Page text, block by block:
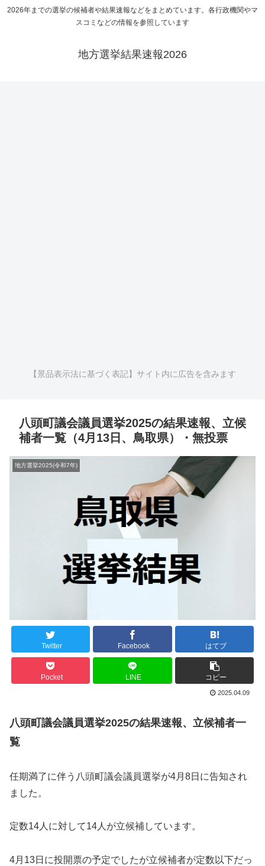
2026年までの選挙の候補者や結果速報などをまとめています。各行政機関やマ
スコミなどの情報を参照しています
地方選挙結果速報2026
【景品表示法に基づく表記】サイト内に広告を含みます
八頭町議会議員選挙2025の結果速報、立候
補者一覧（4月13日、鳥取県）・無投票
地方選挙2025(令和7年)
Twitter Facebook はてブ
Pocket LINE コピー
2025.04.09
八頭町議会議員選挙2025の結果速報、立候補者一
覧
任期満了に伴う八頭町議会議員選挙が4月8日に告知され
ました。
定数14人に対して14人が立候補しています。
4月13日に投開票の予定でしたが立候補者が定数以下だっ